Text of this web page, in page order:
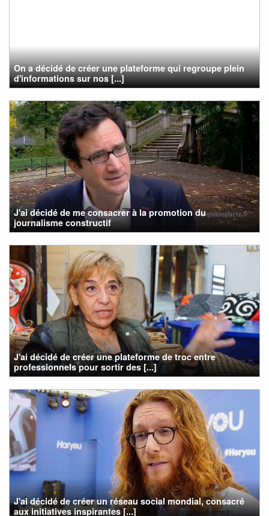
On a décidé de créer une plateforme qui regroupe plein
d'informations sur nos [...]
J'ai décidé de me consacrer à la promotion du
journalisme constructif
J'ai décidé de créer une plateforme de troc entre
professionnels pour sortir des [...]
J'ai décidé de créer un réseau social mondial, consacré
aux initiatives inspirantes [...]